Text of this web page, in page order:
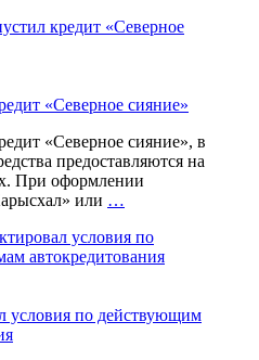
«Северное сияние»
«Северное сияние», в
предоставляются на
При оформлении
или …
условия по действующим